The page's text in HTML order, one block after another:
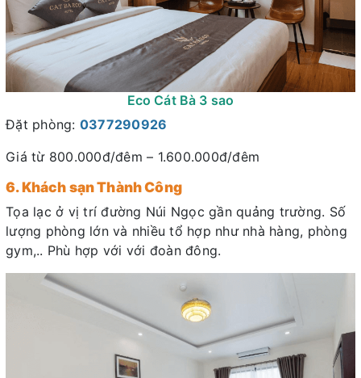
Eco Cát Bà 3 sao
Đặt phòng: 0377290926
Giá từ 800.000đ/đêm – 1.600.000đ/đêm
6. Khách sạn Thành Công
Tọa lạc ở vị trí đường Núi Ngọc gần quảng trường. Số
lượng phòng lớn và nhiều tổ hợp như nhà hàng, phòng
gym,.. Phù hợp với với đoàn đông.